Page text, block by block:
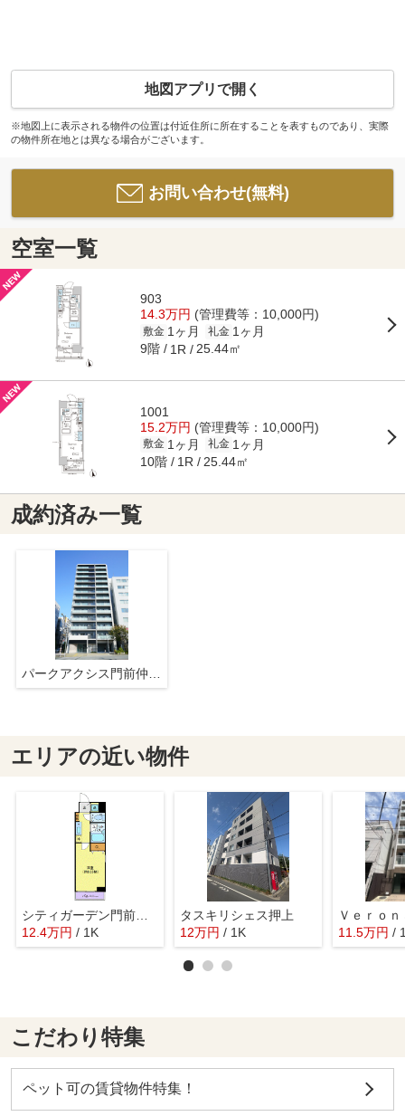
地図アプリで開く
※地図上に表示される物件の位置は付近住所に所在することを表すものであり、実際
の物件所在地とは異なる場合がございます。
お問い合わせ(無料)
空室一覧
903
14.3万円 (管理費等：10,000円)
敷金 1ヶ月 礼金 1ヶ月
9階 1R 25.44㎡
1001
15.2万円 (管理費等：10,000円)
敷金 1ヶ月 礼金 1ヶ月
10階 1R 25.44㎡
成約済み一覧
エリアの近い物件
シティガーデン門前仲町
12.4万円 / 1K
タスキリシェス押上
12万円 / 1K 11.5万円 /
こだわり特集
ペット可の賃貸物件特集！